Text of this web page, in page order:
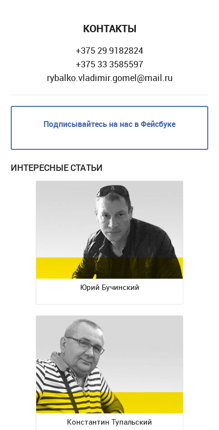
КОНТАКТЫ
+375 29 9182824
+375 33 3585597
rybalko.vladimir.gomel@mail.ru
Подписывайтесь на нас в Фейсбуке
ИНТЕРЕСНЫЕ СТАТЬИ
Юрий Бучинский
Константин Тупальский